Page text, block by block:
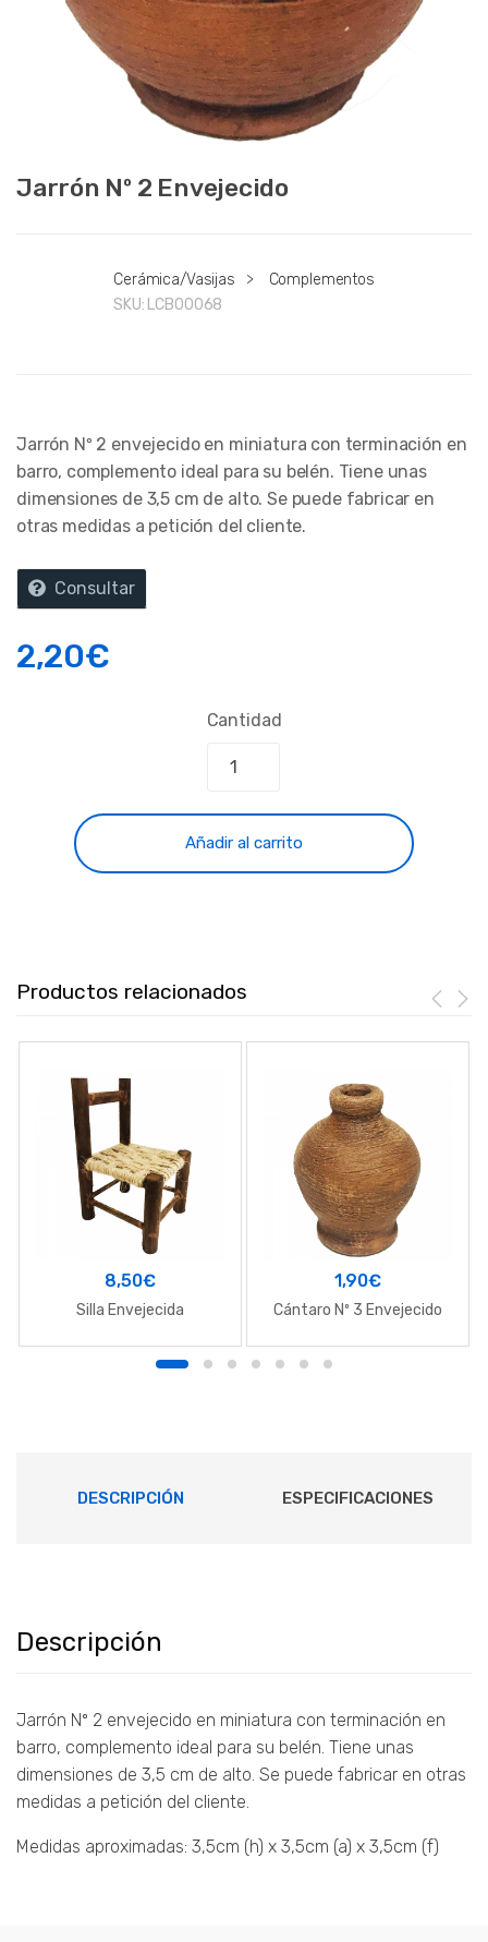
Jarrón Nº 2 Envejecido
Cerámica/Vasijas >
Complementos
SKU: LCB00068
Jarrón Nº 2 envejecido en miniatura con terminación en
barro, complemento ideal para su belén. Tiene unas
dimensiones de 3,5 cm de alto. Se puede fabricar en
otras medidas a petición del cliente.
Consultar
2,20€
Cantidad
Añadir al carrito
Productos relacionados
8,50€
Silla Envejecida
1,90€
Cántaro Nº 3 Envejecido
DESCRIPCIÓN ESPECIFICACIONES
Descripción
Jarrón Nº 2 envejecido en miniatura con terminación en
barro, complemento ideal para su belén. Tiene unas
dimensiones de 3,5 cm de alto. Se puede fabricar en otras
medidas a petición del cliente.
Medidas aproximadas: 3,5cm (h) x 3,5cm (a) x 3,5cm (f)